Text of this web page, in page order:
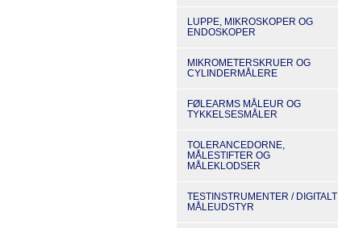
LUPPE, MIKROSKOPER OG
ENDOSKOPER
MIKROMETERSKRUER OG
CYLINDERMÅLERE
FØLEARMS MÅLEUR OG
TYKKELSESMÅLER
TOLERANCEDORNE,
MÅLESTIFTER OG
MÅLEKLODSER
TESTINSTRUMENTER / DIGITALT
MÅLEUDSTYR